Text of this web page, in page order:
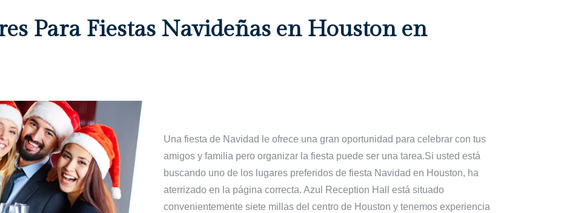
Para Fiestas Navideñas en Houston en
Una fiesta de Navidad le ofrece una gran oportunidad para celebrar con tus
amigos y familia pero organizar la fiesta puede ser una tarea.Si usted está
buscando uno de los lugares preferidos de fiesta Navidad en Houston, ha
aterrizado en la página correcta. Azul Reception Hall está situado
convenientemente siete millas del centro de Houston y tenemos experiencia